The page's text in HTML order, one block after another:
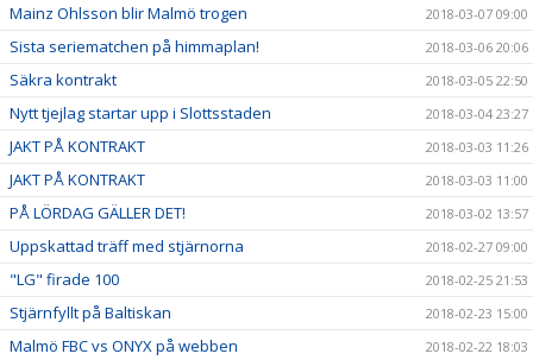
Mainz Ohlsson blir Malmö trogen 2018-03-07 09:00
Sista seriematchen på himmaplan! 2018-03-06 20:06
Säkra kontrakt 2018-03-05 22:50
Nytt tjejlag startar upp i Slottsstaden 2018-03-04 23:27
JAKT PÅ KONTRAKT 2018-03-03 11:26
JAKT PÅ KONTRAKT 2018-03-03 11:00
PÅ LÖRDAG GÄLLER DET! 2018-03-02 13:57
Uppskattad träff med stjärnorna 2018-02-27 09:00
"LG" firade 100 2018-02-25 21:53
Stjärnfyllt på Baltiskan 2018-02-23 15:00
Malmö FBC vs ONYX på webben 2018-02-22 18:03